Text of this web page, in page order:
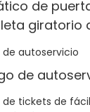
de
giratorio
calidad
de